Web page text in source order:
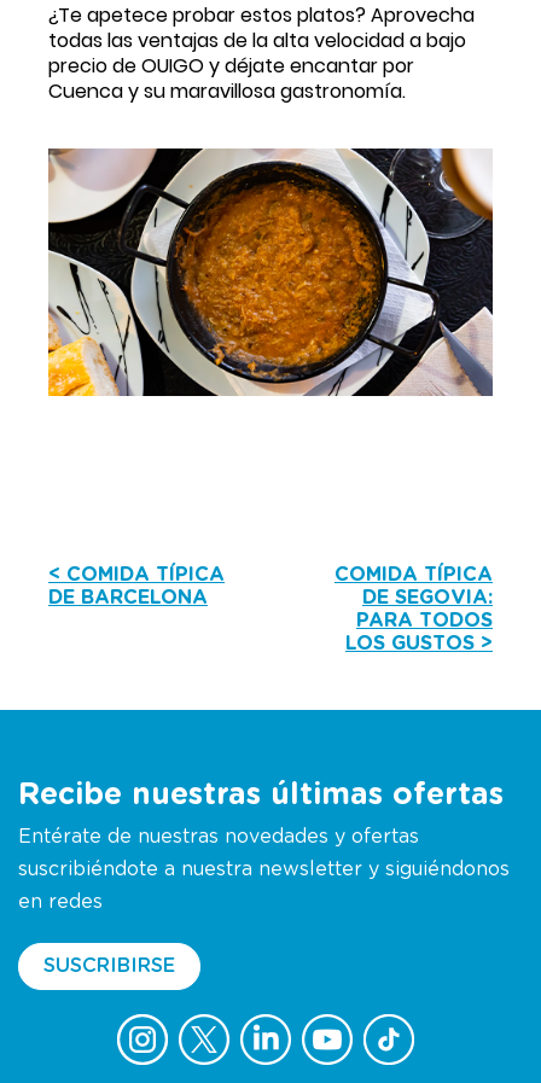
¿Te apetece probar estos platos? Aprovecha
todas las ventajas de la alta velocidad a bajo
precio de OUIGO y déjate encantar por
Cuenca y su maravillosa gastronomía.
< COMIDA TÍPICA
DE BARCELONA
COMIDA TÍPICA
DE SEGOVIA:
PARA TODOS
LOS GUSTOS >
Recibe nuestras últimas ofertas
Entérate de nuestras novedades y ofertas
suscribiéndote a nuestra newsletter y siguiéndonos
en redes
SUSCRIBIRSE